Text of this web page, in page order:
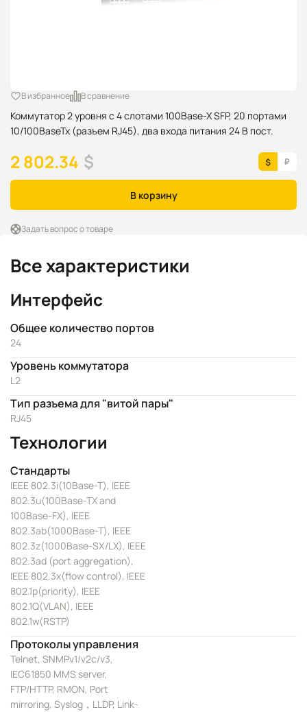
Коммутатор 2 уровня с 4 слотами 100Base-X SFP, 20 портами
10/100BaseTx (разъем RJ45), два входа питания 24 В пост.
В избранное В сравнение
2 802.34 $
В корзину
Задать вопрос о товаре
Все характеристики
Интерфейс
Общее количество портов
24
Уровень коммутатора
L2
Тип разъема для "витой пары"
RJ45
Технологии
Стандарты
IEEE 802.3i(10Base-T), IEEE
802.3u(100Base-TX and
100Base-FX), IEEE
802.3ab(1000Base-T), IEEE
802.3z(1000Base-SX/LX), IEEE
802.3ad (port aggregation),
IEEE 802.3x(flow control), IEEE
802.1p(priority), IEEE
802.1Q(VLAN), IEEE
802.1w(RSTP)
Протоколы управления
Telnet, SNMPv1/v2c/v3,
IEC61850 MMS server,
FTP/HTTP, RMON, Port
mirroring, Syslog，LLDP, Link-